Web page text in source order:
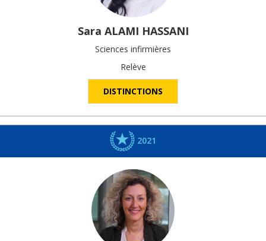
Sara ALAMI HASSANI
Sciences infirmières
Relève
DISTINCTIONS
2021